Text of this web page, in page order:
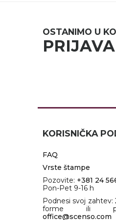
OSTANIMO U
KORISNIČKA
FAQ
Vrste štampe
Pozovite: +381 24
Pon-Pet 9-16 h
Podnesi svoj
forme ili
office@scenso.com